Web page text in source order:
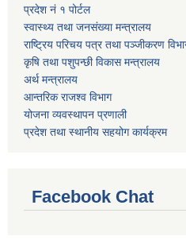
प्रदेश नं १ पोर्टल
स्वास्थ्य तथा जनसंख्या मन्त्रालय
राष्ट्रिय परिचय पत्र तथा पञ्जीकरण
कृषि तथा पशुपन्छी विकास मन्त्रालय
अर्थ मन्त्रालय
आन्तरिक राजश्व विभाग
योजना व्यवस्थापन प्रणाली
प्रदेश तथा स्थानीय सहयोग कार्यक्रम
Facebook Chat